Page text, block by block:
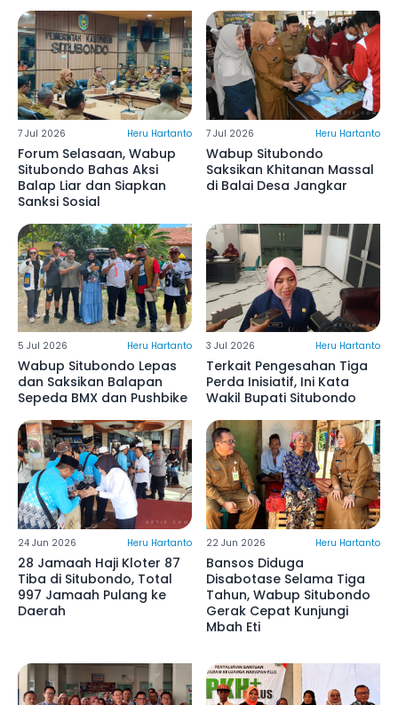
7 Jul 2026 Heru Hartanto
Forum Selasaan, Wabup
Situbondo Bahas Aksi
Balap Liar dan Siapkan
Sanksi Sosial
7 Jul 2026 Heru Hartanto
Wabup Situbondo
Saksikan Khitanan Massal
di Balai Desa Jangkar
5 Jul 2026 Heru Hartanto
Wabup Situbondo Lepas
dan Saksikan Balapan
Sepeda BMX dan Pushbike
3 Jul 2026 Heru Hartanto
Terkait Pengesahan Tiga
Perda Inisiatif, Ini Kata
Wakil Bupati Situbondo
24 Jun 2026 Heru Hartanto
28 Jamaah Haji Kloter 87
Tiba di Situbondo, Total
997 Jamaah Pulang ke
Daerah
22 Jun 2026 Heru Hartanto
Bansos Diduga
Disabotase Selama Tiga
Tahun, Wabup Situbondo
Gerak Cepat Kunjungi
Mbah Eti